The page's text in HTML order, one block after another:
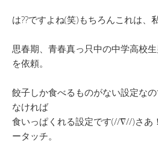
は??ですよね(笑)もちろんこれは、
思春期、青春真っ只中の中学高校
を依頼。
餃子しか食べるものがない設定な
なければ
食いっぱくれる設定です(//∇//)さあ
ータッチ。